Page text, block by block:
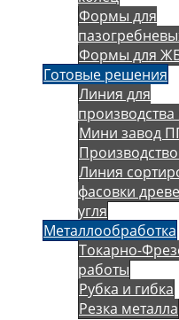
Формы для
Формы для
Готовые решения
Линия для
Мини завод
Линия
фасовки
угля
Металлообработка
Токарно-
работы
Рубка и гибка
Резка металла